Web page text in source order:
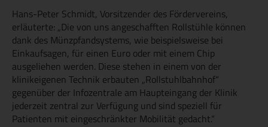
Hans-Peter Schmidt, Vorsitzender des Fördervereins,
erläuterte: „Die von uns angeschafften Rollstühle können
dank des Münzpfandsystems, wie beispielsweise bei
Einkaufsagen, für einen Euro oder mit einem Chip
ausgeliehen werden. Diese stehen in einem von der
klinikeigenen Technik erbauten „Rollstuhlbahnhof“
gegenüber der Infozentrale am Haupteingang der Klinik
jederzeit zentral zur Verfügung und sind speziell für
Patienten mit eingeschränkter Mobilität gedacht.“